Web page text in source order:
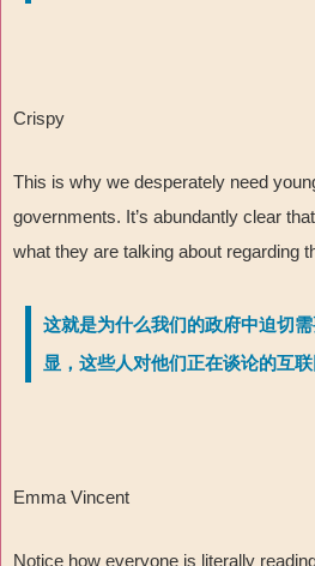
Crispy
This is why we desperately need
governments. It’s abundantly clear
what they are talking about regarding
这就是为什么我们的政府中迫切
显，这些人对他们正在谈论的互联
Emma Vincent
Notice how everyone is literally